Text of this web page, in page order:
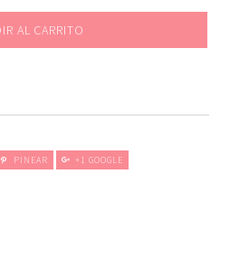
AL CARRITO
PINEAR +1 GOOGLE